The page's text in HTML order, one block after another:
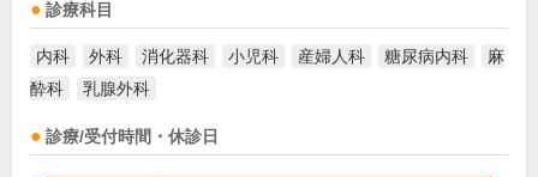
診療科目
内科 外科 消化器科 小児科 産婦人科 糖尿病内科
麻
酔科
乳腺外科
診療/受付時間・休診日